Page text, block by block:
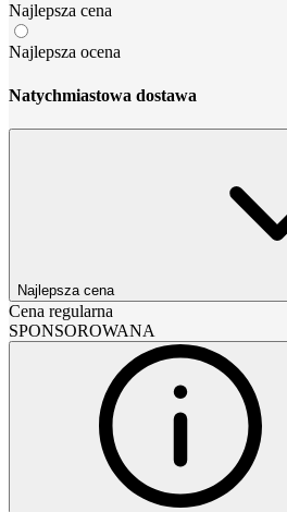
Najlepsza cena
Najlepsza ocena
Natychmiastowa dostawa
Najlepsza cena
Cena regularna
SPONSOROWANA